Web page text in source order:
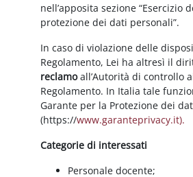
nell’apposita sezione
protezione dei dati personali”.
In caso di violazione delle
Regolamento, Lei ha altresì il
reclamoall’Autorità di controllo
Regolamento. In Italia tale
Garante per la Protezione dei
(https://www.garanteprivacy.it).
Categorie di interessati
Personale docente;